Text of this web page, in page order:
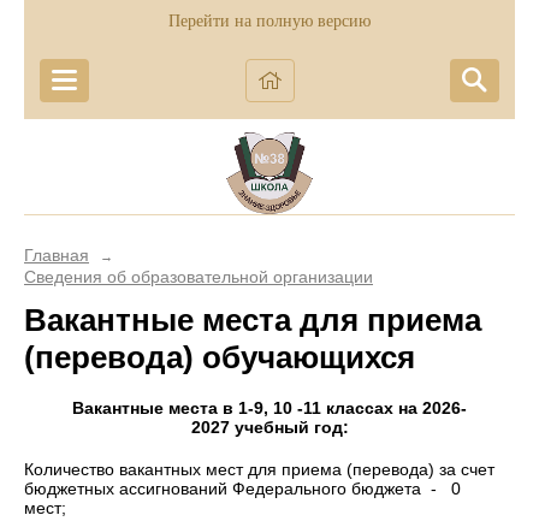
Перейти на полную версию
Главная →
Сведения об образовательной организации
Вакантные места для приема
(перевода) обучающихся
Вакантные места в 1-9, 10 -11 классах на 2026-
2027 учебный год:
Количество вакантных мест для приема (перевода) за счет
бюджетных ассигнований Федерального бюджета - 0
мест;